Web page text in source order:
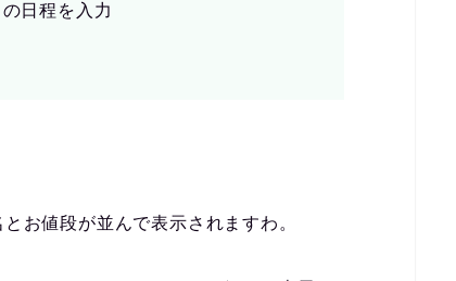
日程を入力
お値段が並んで表示されますわ。